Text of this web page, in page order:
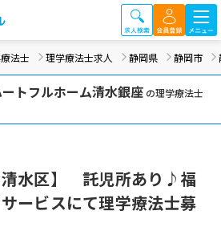
法士 理学療法士求人 静岡県 静岡市
トフルホーム清水銀座 の理学療法士
清水区】 託児所あり♪福
ービスにて理学療法士募